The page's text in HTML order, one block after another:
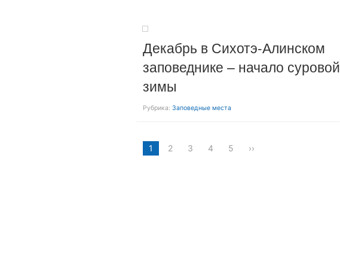
Декабрь в Сихотэ-Алинском
заповеднике – начало суровой
зимы
Рубрика: Заповедные места
1 2 3 4 5 ››